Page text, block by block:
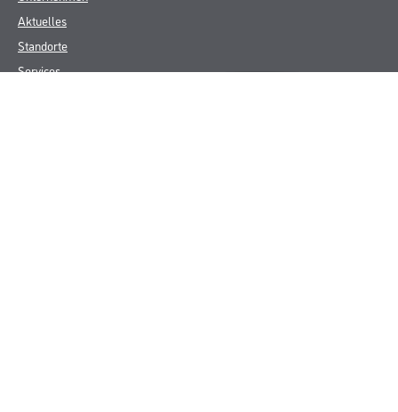
Aktuelles
Standorte
Services